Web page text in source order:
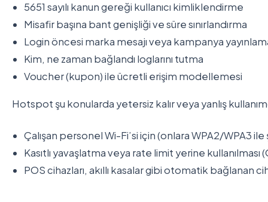
5651 sayılı kanun gereği kullanıcı kimliklendirme
Misafir başına bant genişliği ve süre sınırlandırma
Login öncesi marka mesajı veya kampanya
Kim, ne zaman bağlandı loglarını tutma
Voucher (kupon) ile ücretli erişim modellemesi
Hotspot şu konularda yetersiz kalır veya yanlış
Çalışan personel Wi-Fi’si için (onlara WPA2/WPA3
Kasıtlı yavaşlatma veya rate limit yerine kullanılması
POS cihazları, akıllı kasalar gibi otomatik